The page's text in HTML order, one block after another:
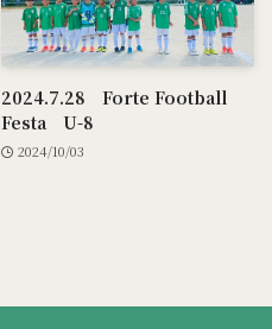
2024.7.28 Forte Football
Festa U-8
2024/10/03